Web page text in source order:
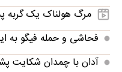
مرگ هولناک یک گربه
فحاشی و حمله فیگو به
آدان با چمدان شکایت